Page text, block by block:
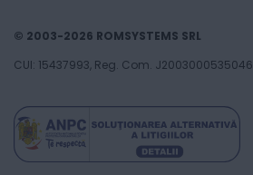
635 Lei
© 2003-2026 ROMSYSTEMS SRL
CUI: 15437993, Reg. Com. J2003000535046